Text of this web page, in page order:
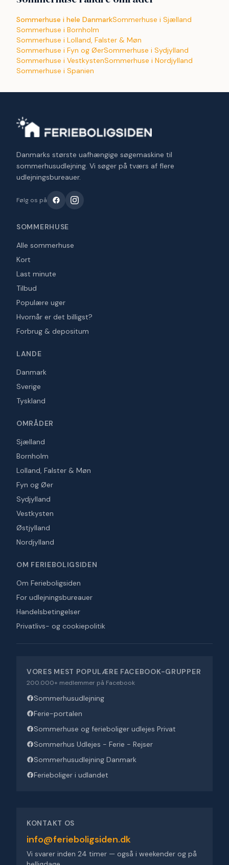
Sommerhuse i hele DanmarkSommerhuse i Sjælland
Sommerhuse i Bornholm
Sommerhuse i Lolland, Falster & Møn
Sommerhuse i Fyn og ØerSommerhuse i Sydjylland
Sommerhuse i VestkystenSommerhuse i Nordjylland
Sommerhuse i Spanien
Danmarks største uafhængige søgemaskine til
sommerhusudlejning. Vi søger på tværs af flere
udlejningsbureauer.
Følg os på
SOMMERHUSE
Alle sommerhuse
Kort
Last minute
Tilbud
Populære uger
Hvornår er det billigst?
Forbrug & depositum
LANDE
Danmark
Sverige
Tyskland
OMRÅDER
Sjælland
Bornholm
Lolland, Falster & Møn
Fyn og Øer
Sydjylland
Vestkysten
Østjylland
Nordjylland
OM FERIEBOLIGSIDEN
Om Ferieboligsiden
For udlejningsbureauer
Handelsbetingelser
Privatlivs- og cookiepolitik
VORES MEST POPULÆRE FACEBOOK-GRUPPER
200.000+ medlemmer på Facebook
Sommerhusudlejning
Ferie-portalen
Sommerhuse og ferieboliger udlejes Privat
Sommerhus Udlejes - Ferie - Rejser
Sommerhusudlejning Danmark
Ferieboliger i udlandet
KONTAKT OS
info@ferieboligsiden.dk
Vi svarer inden 24 timer — også i weekender og på